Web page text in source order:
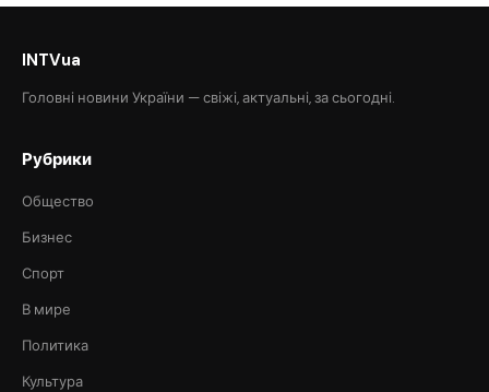
INTVua
Головні новини України — свіжі, актуальні, за сьогодні.
Рубрики
Общество
Бизнес
Спорт
В мире
Политика
Культура